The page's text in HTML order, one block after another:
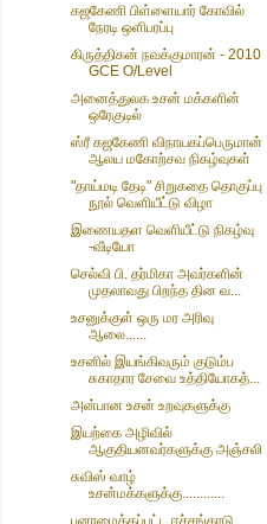
கஜகேணி பிள்ளையார் கோவில்
நேரடி ஒளிபரப்பு
கிருத்திகன் நவக்குமாரன் - 2010
GCE O/Level
அனைத்துலக உசன் மக்களின்
ஒரேகுடில்
ஸ்ரீ கஜகேணி விநாயகப்பெருமான்
ஆலய மகோற்சவ நிகழ்வுகள்
"தாய்மடி தேடி" சிறுகதை தொகுப்பு
நூல் வெளியீட்டு விழா
இணையதள வெளியீட்டு நிகழ்வு
-வீடியோ
செல்வி பி. தர்மிகா அவர்களின்
முதலாவது பிறந்த தின வ...
உசனுக்குள் ஒரு மர அரிவு
ஆலை......
உசனில் இயங்கிவரும் குடும்ப
சுகாதார சேவை உத்தியோகத்...
அன்பான உசன் உறவுகளுக்கு
இயற்கை அழிவில்
ஆகுதியனவர்களுக்கு அஞ்சலி
சுவிஸ் வாழ்
உசன்மக்களுக்கு............
புனரமைக்கப்பட்ட ஈச்சங்காடு